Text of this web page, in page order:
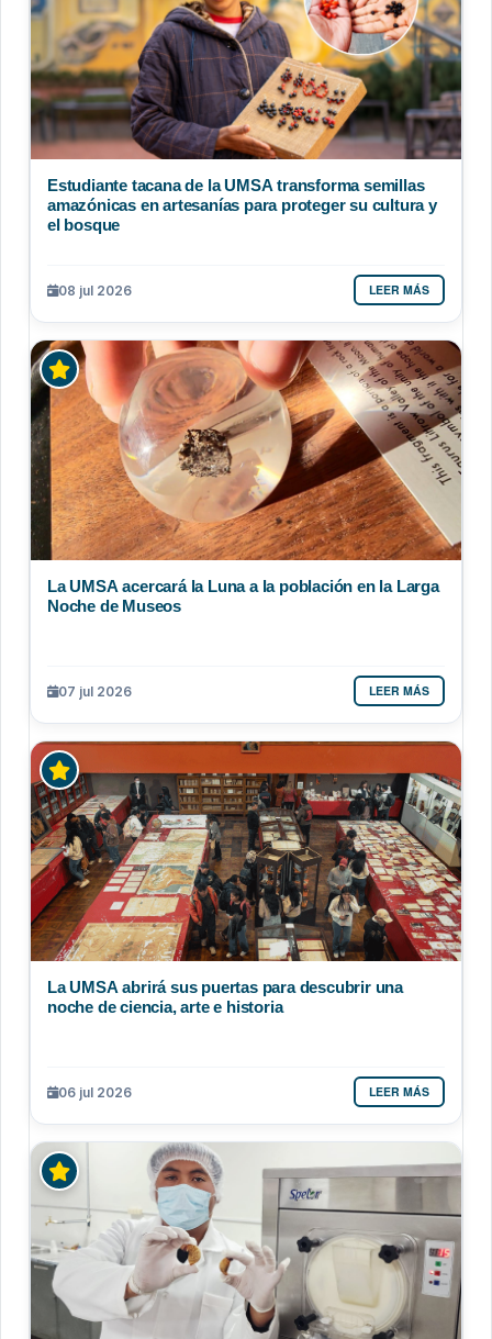
Estudiante tacana de la UMSA transforma semillas
amazónicas en artesanías para proteger su cultura y
el bosque
08 jul 2026 LEER MÁS
La UMSA acercará la Luna a la población en la Larga
Noche de Museos
07 jul 2026 LEER MÁS
La UMSA abrirá sus puertas para descubrir una
noche de ciencia, arte e historia
06 jul 2026 LEER MÁS